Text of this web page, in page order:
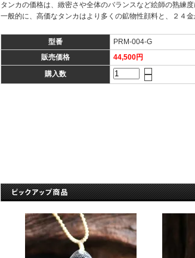
タンカの価格は、緻密さや全体のバランスなど絵師の熟練度
一般的に、高価なタンカはより多くの鉱物性顔料と、２４
型番
PRM-004-G
販売価格
44,500円
購入数